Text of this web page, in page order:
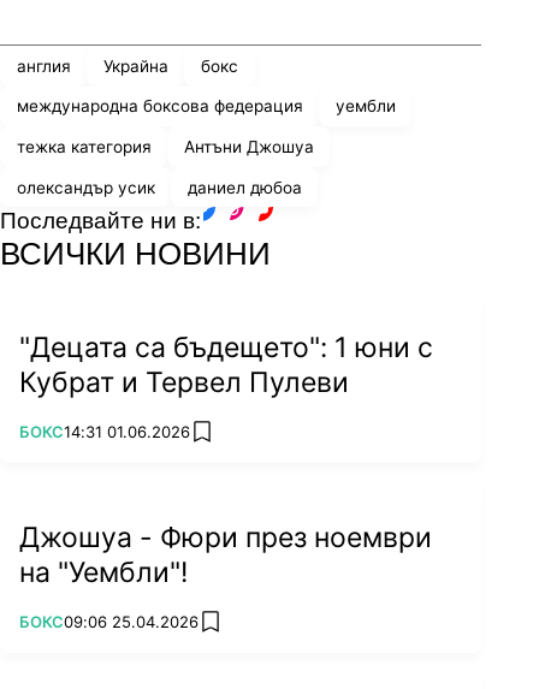
англия Украйна бокс
международна боксова федерация уембли
тежка категория Антъни Джошуа
олександър усик даниел дюбоа
Последвайте ни в:
ВСИЧКИ НОВИНИ
"Децата са бъдещето": 1 юни с
Кубрат и Тервел Пулеви
ПОВЕЧЕ ОТ
БОКС14:31 01.06.2026 add favorites
Джошуа - Фюри през ноември
на "Уембли"!
ПОВЕЧЕ ОТ
БОКС09:06 25.04.2026 add favorites